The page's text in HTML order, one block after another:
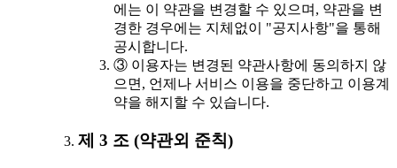
에는 이 약관을 변경할 수 있으며, 약관을 변
경한 경우에는 지체없이 "공지사항"을 통해
공시합니다.
③ 이용자는 변경된 약관사항에 동의하지 않
으면, 언제나 서비스 이용을 중단하고 이용계
약을 해지할 수 있습니다.
제 3 조 (약관외 준칙)